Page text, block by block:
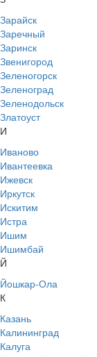
Зарайск
Заречный
Заринск
Звенигород
Зеленогорск
Зеленоград
Зеленодольск
Златоуст
И
Иваново
Ивантеевка
Ижевск
Иркутск
Искитим
Истра
Ишим
Ишимбай
Й
Йошкар-Ола
К
Казань
Калининград
Калуга